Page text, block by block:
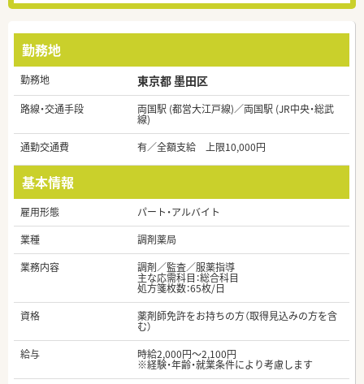
勤務地
勤務地 東京都 墨田区
路線・交通手段 両国駅 (都営大江戸線)／両国駅 (JR中央・総武
線)
通勤交通費
有／全額支給 上限10,000円
基本情報
雇用形態
パート・アルバイト
業種
調剤薬局
業務内容
調剤／監査／服薬指導
主な応需科目：総合科目
処方箋枚数：65枚/日
資格
薬剤師免許をお持ちの方（取得見込みの方を含
む）
給与
時給2,000円～2,100円
※経験・年齢・就業条件により考慮します